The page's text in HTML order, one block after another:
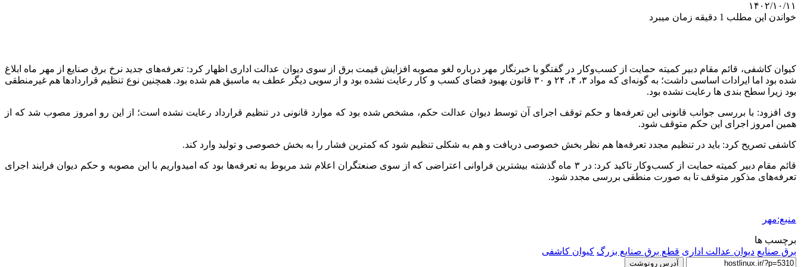
۱۴۰۲/۱۰/۱۱
خواندن این مطلب 1 دقیقه زمان میبرد
کیوان کاشفی، قائم مقام دبیر کمیته حمایت از کسب‌وکار در گفتگو با خبرنگار مهر درباره لغو مصوبه افزایش قیمت برق از سوی دیوان عدالت اداری اظهار کرد: تعرفه‌های جدید نرخ برق صنایع از مهر ماه ابلاغ
شده بود اما ایرادات اساسی داشت؛ به گونه‌ای که مواد ۳، ۴، ۲۴ و ۳۰ قانون بهبود فضای کسب و کار رعایت نشده بود و از سویی دیگر عطف به ماسبق هم شده بود. همچنین نوع تنظیم قراردادها هم غیرمنطقی
بود زیرا سطح بندی ها رعایت نشده بود.
وی افزود: با بررسی جوانب قانونی این تعرفه‌ها و حکم توقف اجرای آن توسط دیوان عدالت حکم، مشخص شده بود که موارد قانونی در تنظیم قرارداد رعایت نشده است؛ از این رو امروز مصوب شد که از
همین امروز اجرای این حکم متوقف شود.
کاشفی تصریح کرد: باید در تنظیم مجدد تعرفه‌ها هم نظر بخش خصوصی دریافت و هم به شکلی تنظیم شود که کمترین فشار را به بخش خصوصی و تولید وارد کند.
قائم مقام دبیر کمیته حمایت از کسب‌وکار تاکید کرد: در ۳ ماه گذشته بیشترین فراوانی اعتراضی که از سوی صنعتگران اعلام شد مربوط به تعرفه‌ها بود که امیدواریم با این مصوبه و حکم دیوان فرایند اجرای
تعرفه‌های مذکور متوقف تا به صورت منطقی بررسی مجدد شود.
منبع:مهر
برچسب ها
برق صنایع دیوان عدالت اداری قطع برق صنایع بزرگ کیوان کاشفی
آدرس رونوشت